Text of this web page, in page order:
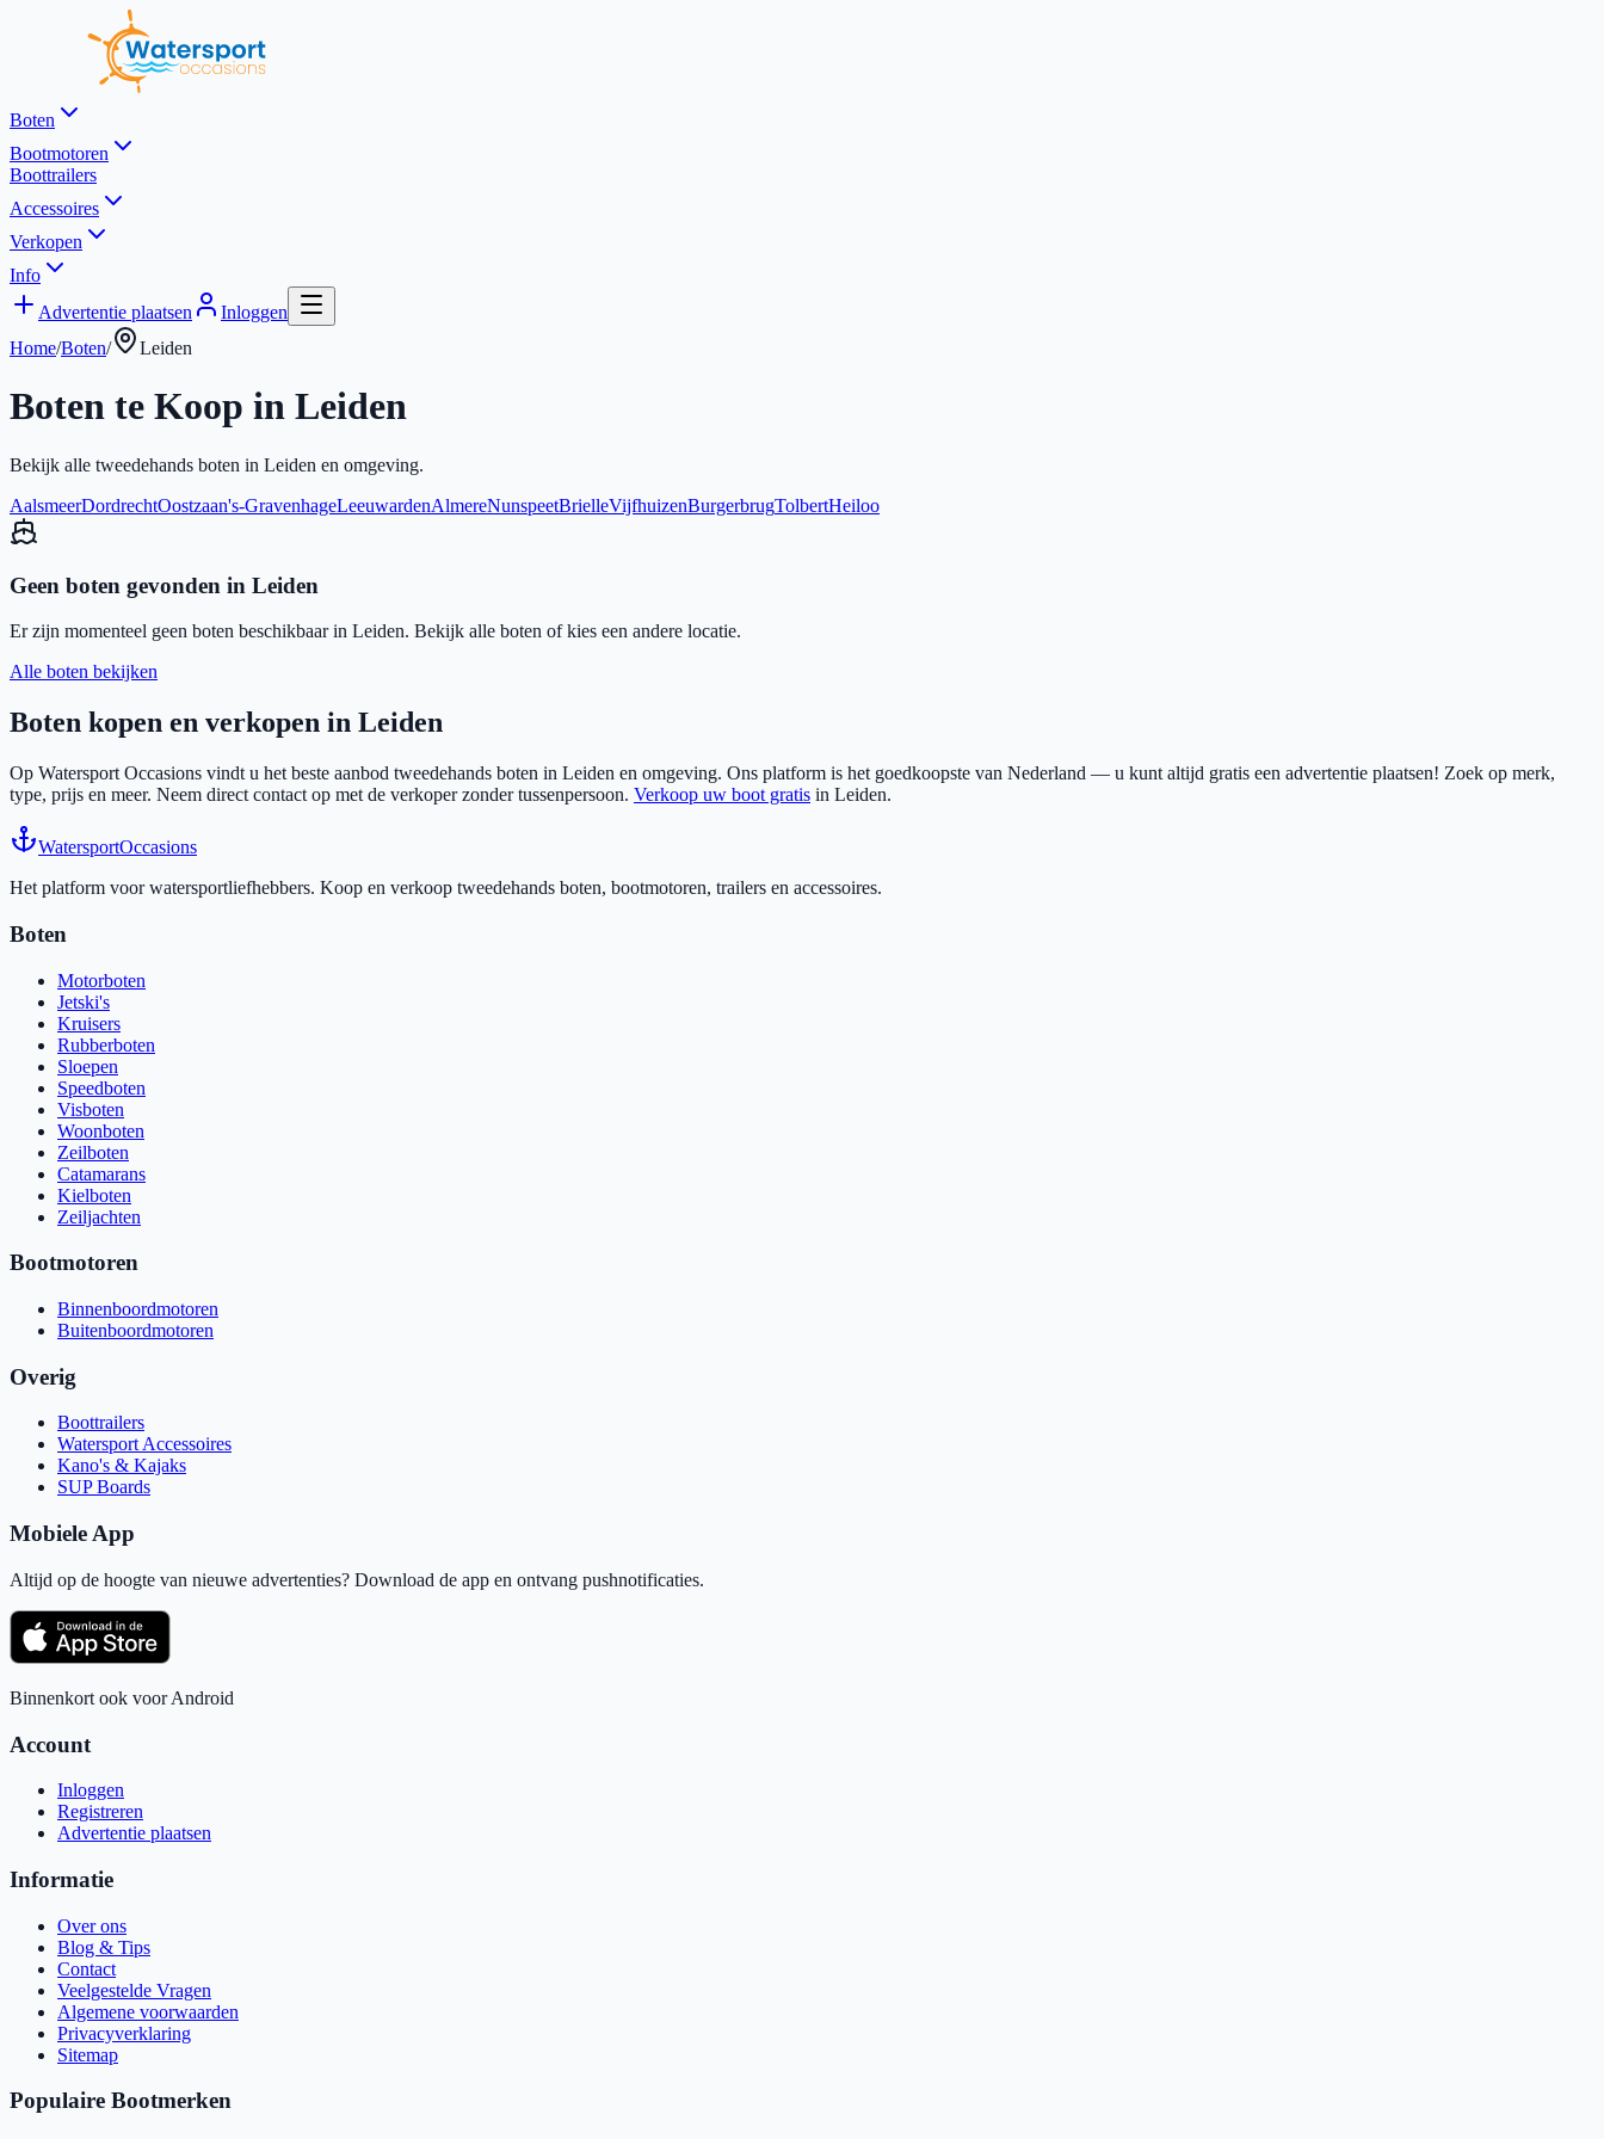
Boten
Bootmotoren
Boottrailers
Accessoires
Verkopen
Info
Advertentie plaatsen
Inloggen
Home/Boten/ Leiden
Boten te Koop in Leiden
Bekijk alle tweedehands boten in Leiden en omgeving.
AalsmeerDordrechtOostzaan's-GravenhageLeeuwardenAlmereNunspeetBrielleVijfhuizenBurgerbrugTolbertHeiloo
Geen boten gevonden in Leiden
Er zijn momenteel geen boten beschikbaar in Leiden. Bekijk alle boten of kies een andere locatie.
Alle boten bekijken
Boten kopen en verkopen in Leiden
Op Watersport Occasions vindt u het beste aanbod tweedehands boten in Leiden en omgeving. Ons platform is het goedkoopste van Nederland — u kunt altijd gratis een advertentie plaatsen! Zoek op merk,
type, prijs en meer. Neem direct contact op met de verkoper zonder tussenpersoon. Verkoop uw boot gratis in Leiden.
WatersportOccasions
Het platform voor watersportliefhebbers. Koop en verkoop tweedehands boten, bootmotoren, trailers en accessoires.
Boten
Motorboten
Jetski's
Kruisers
Rubberboten
Sloepen
Speedboten
Visboten
Woonboten
Zeilboten
Catamarans
Kielboten
Zeiljachten
Bootmotoren
Binnenboordmotoren
Buitenboordmotoren
Overig
Boottrailers
Watersport Accessoires
Kano's & Kajaks
SUP Boards
Mobiele App
Altijd op de hoogte van nieuwe advertenties? Download de app en ontvang pushnotificaties.
Binnenkort ook voor Android
Account
Inloggen
Registreren
Advertentie plaatsen
Informatie
Over ons
Blog & Tips
Contact
Veelgestelde Vragen
Algemene voorwaarden
Privacyverklaring
Sitemap
Populaire Bootmerken